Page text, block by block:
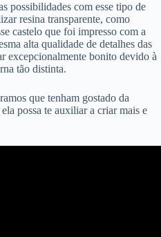
possibilidades com esse tipo de
resina transparente, como
castelo que foi impresso com a
alta qualidade de detalhes das
excepcionalmente bonito devido à
tão distinta.
que tenham gostado da
possa te auxiliar a criar mais e